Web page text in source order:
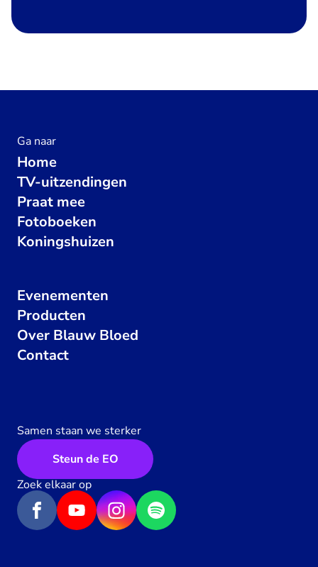
Ga naar
Home
TV-uitzendingen
Praat mee
Fotoboeken
Koningshuizen
Evenementen
Producten
Over Blauw Bloed
Contact
Samen staan we sterker
Steun de EO
Zoek elkaar op